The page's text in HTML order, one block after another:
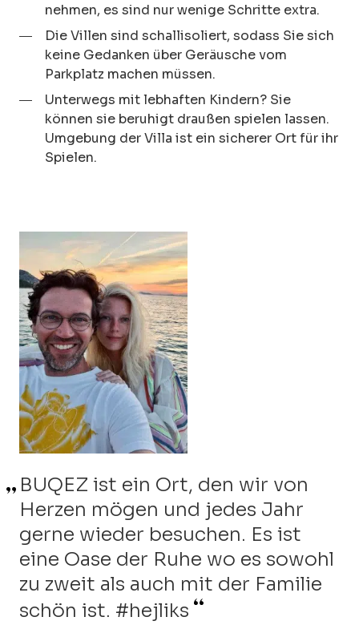
nehmen, es sind nur wenige Schritte extra.
Die Villen sind schallisoliert, sodass Sie sich
keine Gedanken über Geräusche vom
Parkplatz machen müssen.
Unterwegs mit lebhaften Kindern? Sie
können sie beruhigt draußen spielen lassen.
Umgebung der Villa ist ein sicherer Ort für ihr
Spielen.
BUQEZ ist ein Ort, den wir von
Herzen mögen und jedes Jahr
gerne wieder besuchen. Es ist
eine Oase der Ruhe wo es sowohl
zu zweit als auch mit der Familie
schön ist. #hejliks
BUQEZ ist das Paradies auf
Erden. Wir lieben es,
buchstäblich mit der Sonne in
unserem Bett aufzuwachen und
beim Untergehen einzuschlafen.
Die perfekt ausgestatteten Villen
Ich kann mir nicht vorstellen, ein
Jahr ohne nach BUQEZ zu fahren.
Ich habe mich in diesen
wunderschönen Ort verliebt, der
sich wie ein zweites Zuhause
anfühlt, und ich plane, auch im